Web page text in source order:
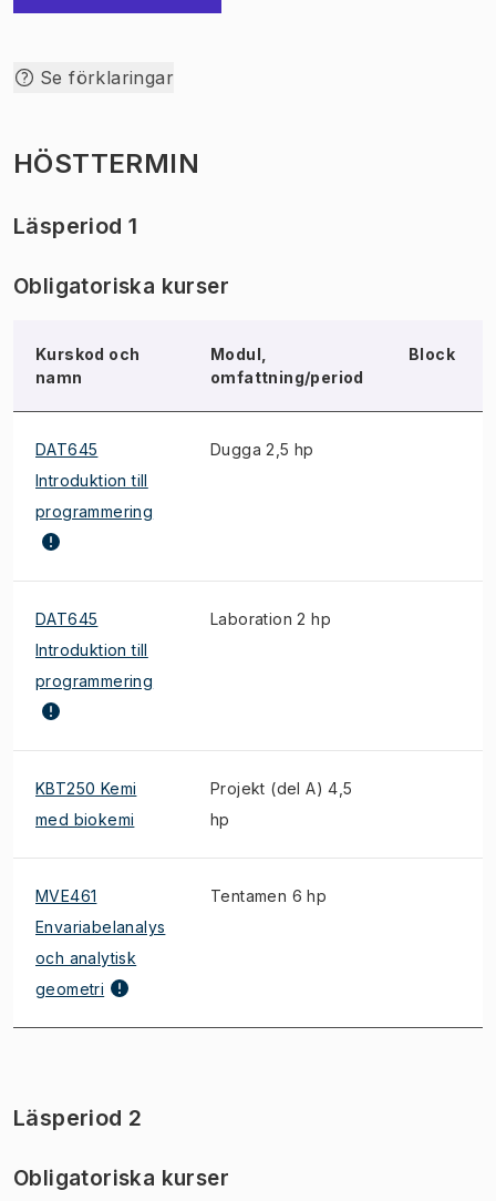
Se förklaringar
HÖSTTERMIN
Läsperiod 1
Obligatoriska kurser
Kurskod och
namn
Modul,
omfattning/period
Block
DAT645
Introduktion till
programmering
Dugga 2,5 hp
DAT645
Introduktion till
programmering
Laboration 2 hp
KBT250 Kemi
med biokemi
Projekt (del A) 4,5
hp
MVE461
Envariabelanalys
och analytisk
geometri
Tentamen 6 hp
Läsperiod 2
Obligatoriska kurser